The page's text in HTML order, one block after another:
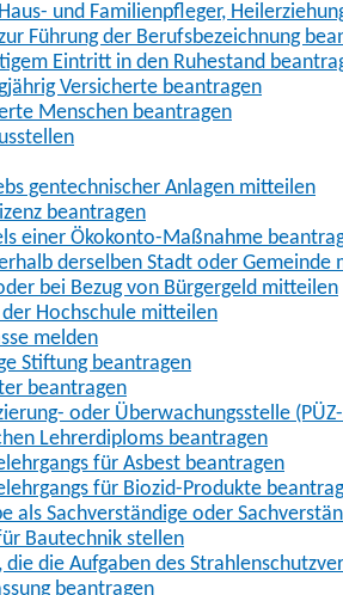
und Familienpfleger,
Führung der Berufsbezeichnung
Eintritt in den Ruhestand
Versicherte beantragen
Menschen beantragen
gentechnischer Anlagen mitteilen
beantragen
einer Ökokonto-Maßnahme
derselben Stadt oder Gemeinde
bei Bezug von Bürgergeld mitteilen
Hochschule mitteilen
melden
Stiftung beantragen
beantragen
oder Überwachungsstelle
Lehrerdiploms beantragen
für Asbest beantragen
für Biozid-Produkte
als Sachverständige oder
Bautechnik stellen
die die Aufgaben des
beantragen